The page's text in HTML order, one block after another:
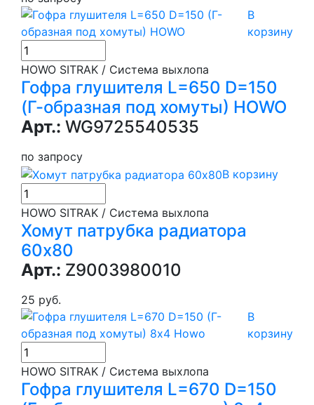
В
корзину
HOWO SITRAK / Система выхлопа
Гофра глушителя L=650 D=150
(Г-образная под хомуты) HOWO
Арт.: WG9725540535
по запросу
В корзину
HOWO SITRAK / Система выхлопа
Хомут патрубка радиатора
60x80
Арт.: Z9003980010
25 руб.
В
корзину
HOWO SITRAK / Система выхлопа
Гофра глушителя L=670 D=150